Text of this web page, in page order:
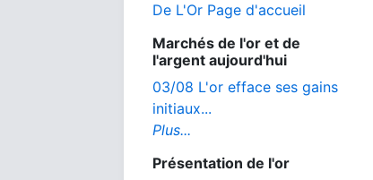
De L'Or Page d'accueil
Marchés de l'or et de
l'argent aujourd'hui
03/08 L'or efface ses gains
initiaux...
Plus...
Présentation de l'or